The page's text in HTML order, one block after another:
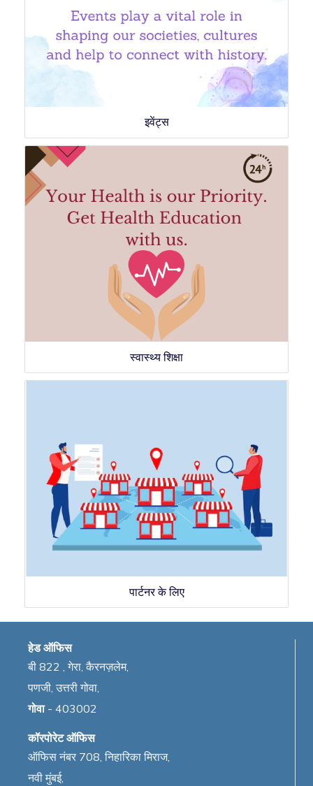
इवेंट्स
स्वास्थ्य शिक्षा
पार्टनर के लिए
हेड ऑफिस
बी 822 , गेरा, कैरनज़लेम,
पणजी, उत्तरी गोवा,
गोवा- 403002
कॉरपोरेट ऑफिस
ऑफिस नंबर 708, निहारिका मिराज,
नवी मुंबई,